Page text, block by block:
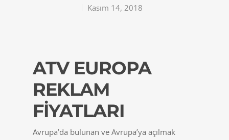
Kasım 14, 2018
ATV EUROPA
REKLAM
FİYATLARI
Avrupa’da bulunan ve Avrupa’ya açılmak